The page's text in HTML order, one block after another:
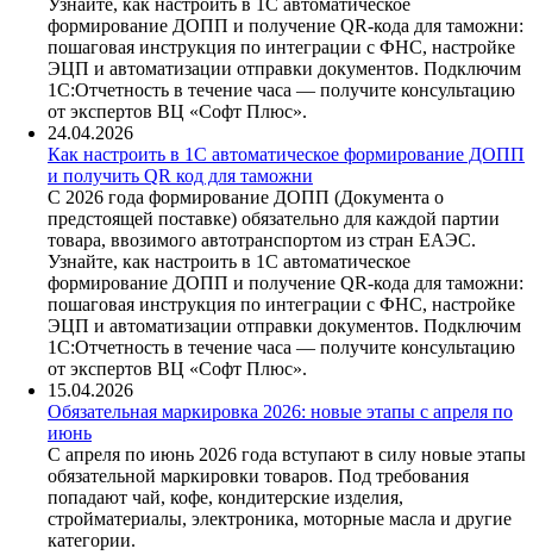
формирование ДОПП и получение QR-кода для таможни:
пошаговая инструкция по интеграции с ФНС, настройке
ЭЦП и автоматизации отправки документов. Подключим
1С:Отчетность в течение часа — получите консультацию
от экспертов ВЦ «Софт Плюс».
24.04.2026
Как настроить в 1С автоматическое формирование ДОПП
и получить QR код для таможни
С 2026 года формирование ДОПП (Документа о
предстоящей поставке) обязательно для каждой партии
товара, ввозимого автотранспортом из стран ЕАЭС.
Узнайте, как настроить в 1С автоматическое
формирование ДОПП и получение QR-кода для таможни:
пошаговая инструкция по интеграции с ФНС, настройке
ЭЦП и автоматизации отправки документов. Подключим
1С:Отчетность в течение часа — получите консультацию
от экспертов ВЦ «Софт Плюс».
15.04.2026
Обязательная маркировка 2026: новые этапы с апреля по
июнь
С апреля по июнь 2026 года вступают в силу новые этапы
обязательной маркировки товаров. Под требования
попадают чай, кофе, кондитерские изделия,
стройматериалы, электроника, моторные масла и другие
категории.